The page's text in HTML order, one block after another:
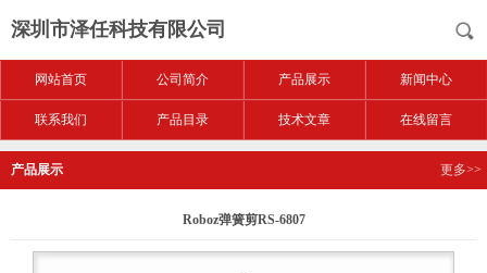
深圳市泽任科技有限公司
网站首页 公司简介 产品展示 新闻中心
联系我们 产品目录 技术文章 在线留言
产品展示 更多>>
Roboz弹簧剪RS-6807